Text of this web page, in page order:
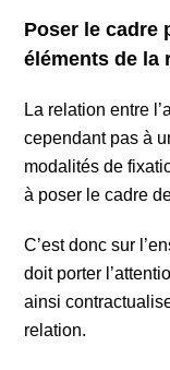
Poser le cadre
éléments de la
La relation entre
cependant pas à
modalités de
à poser le cadre
C’est donc sur
doit porter
ainsi
relation.